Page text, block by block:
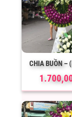
CHIA BUỒN –